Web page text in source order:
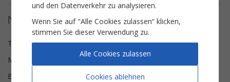
Notendetails
Texte
Will Jennings
Musik
Besetzung
Klavier & Gesang
und den Datenverkehr zu analysieren.
Wenn Sie auf "Alle Cookies zulassen“ klicken,
stimmen Sie dieser Verwendung zu.
Cookies ablehnen
Alle Cookies zulassen